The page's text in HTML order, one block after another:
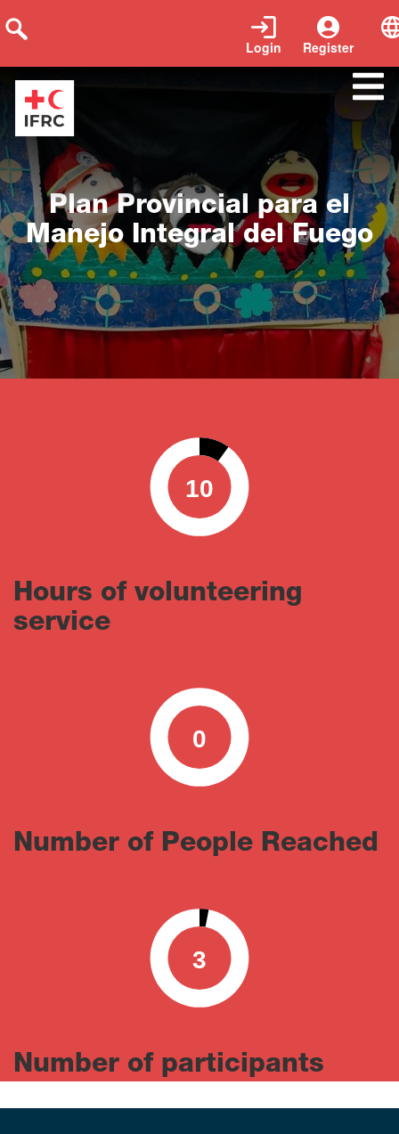
Register
Login
Plan Provincial para el
Manejo Integral del Fuego
10
0 100
Hours of volunteering
service
0
0 100
Number of People Reached
3
0 100
Number of participants